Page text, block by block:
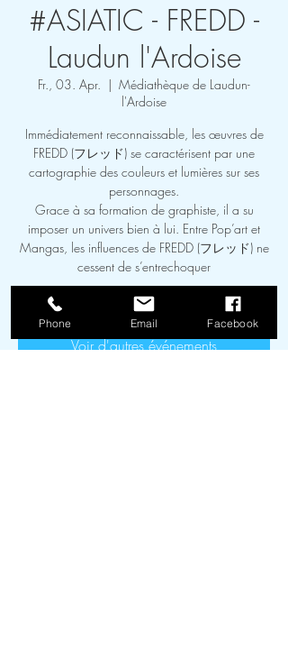
#ASIATIC - FREDD -
Laudun l'Ardoise
Fr., 03. Apr.
  |
Médiathèque de Laudun-
l'Ardoise
Immédiatement reconnaissable, les œuvres de
FREDD (フレッド) se caractérisent par une
cartographie des couleurs et lumières sur ses
personnages.
Grace à sa formation de graphiste, il a su
imposer un univers bien à lui. Entre Pop’art et
Mangas, les influences de FREDD (フレッド) ne
cessent de s’entrechoquer
Les inscriptions sont closes
Voir d'autres événements
Phone Email Facebook